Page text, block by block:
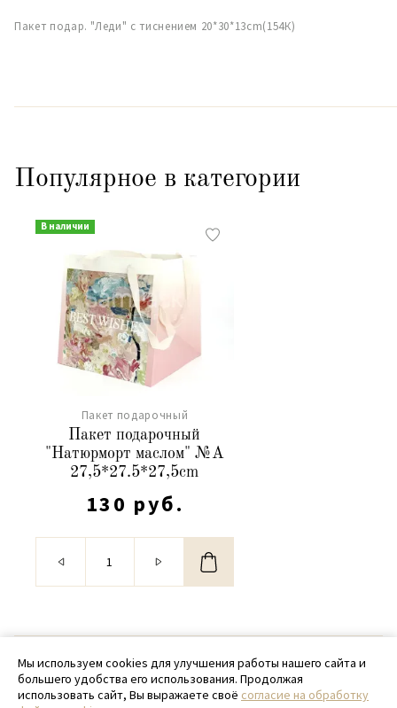
Пакет подар. "Леди" с тиснением 20*30*13cm(154К)
Популярное в категории
В наличии
Пакет подарочный
Пакет подарочный
"Натюрморт маслом" №А
27,5*27.5*27,5cm
130 руб.
© 2020 - 2026 SamPack
+ 7 (918) 699-97-87
Мы используем cookies для улучшения работы нашего сайта и
большего удобства его использования. Продолжая
использовать сайт, Вы выражаете своё согласие на обработку